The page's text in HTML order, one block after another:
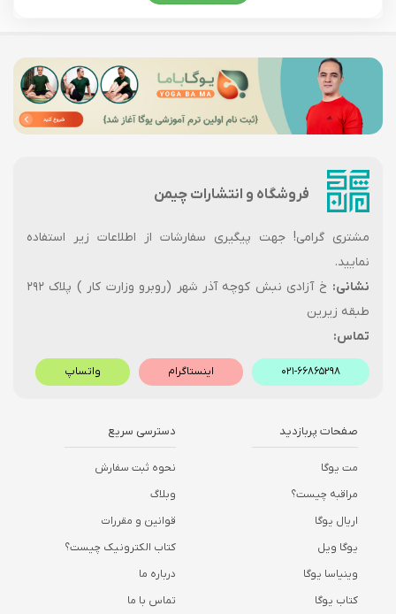
فروشگاه و انتشارات چیمن
مشتری گرامی! جهت پیگیری سفارشات از اطلاعات زیر استفاده
نمایید.
نشانی:
خ آزادی نبش کوچه آذر شهر (روبرو وزارت کار ) پلاک ۲۹۲
طبقه زیرین
تماس:
۰۲۱-۶۶۸۶۵۲۹۸ اینستاگرام واتساپ
صفحات پربازدید
مت یوگا
مراقبه چیست؟
اریال یوگا
یوگا ویل
وینیاسا یوگا
کتاب یوگا
دسترسی سریع
نحوه ثبت سفارش
وبلاگ
قوانین و مقررات
کتاب الکترونیک چیست؟
درباره ما
تماس با ما